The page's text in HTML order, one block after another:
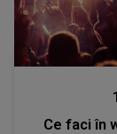
Ce faci în